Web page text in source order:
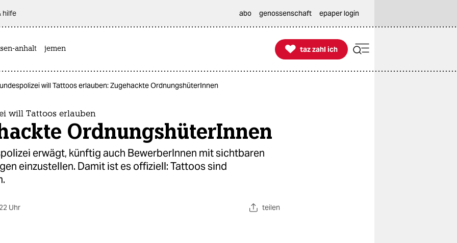
hilfe abo genossenschaft epaper login
anhalt jemen 
taz zahl ich
taz zahl ich
will Tattoos erlauben: Zugehackte OrdnungshüterInnen
will Tattoos erlauben
OrdnungshüterInnen
erwägt, künftig auch BewerberInnen mit sichtbaren
einzustellen. Damit ist es offiziell: Tattoos sind
Uhr teilen